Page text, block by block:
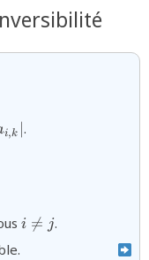
i,k .
{i\neq
j}
i 
= j.